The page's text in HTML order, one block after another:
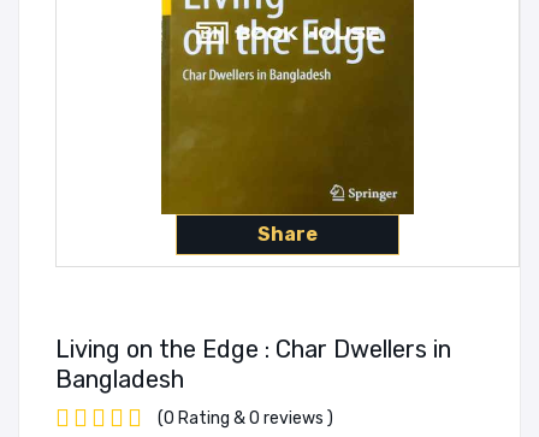
Share
Living on the Edge : Char Dwellers in
Bangladesh
(0 Rating & 0 reviews )